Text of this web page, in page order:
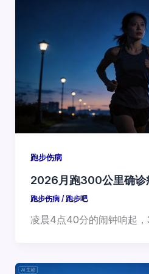
跑步伤病
2026月跑300公里确诊
跑步伤病/ 跑步吧
凌晨4点40分的闹钟响起